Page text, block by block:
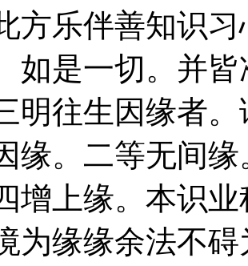
方乐伴善知识
如是一切。并
明往生因缘者
缘。二等无间
增上缘。本识
为缘缘余法不